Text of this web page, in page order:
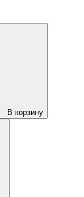
В корзину